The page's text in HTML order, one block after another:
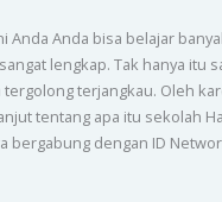
Anda Anda bisa belajar
lengkap. Tak hanya itu
tergolong terjangkau. Oleh
tentang apa itu sekolah
bergabung dengan ID